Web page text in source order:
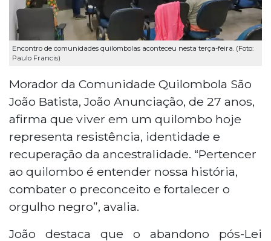
Encontro de comunidades quilombolas aconteceu nesta terça-feira. (Foto:
Paulo Francis)
Morador da Comunidade Quilombola São
João Batista, João Anunciação, de 27 anos,
afirma que viver em um quilombo hoje
representa resistência, identidade e
recuperação da ancestralidade. “Pertencer
ao quilombo é entender nossa história,
combater o preconceito e fortalecer o
orgulho negro”, avalia.
João destaca que o abandono pós-Lei